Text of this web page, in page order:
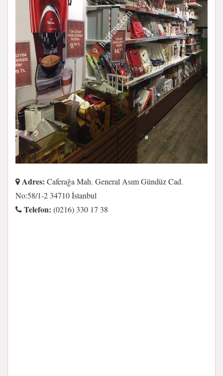
Adres: Caferağa Mah. General Asım Gündüz Cad.
No:58/1-2 34710 İstanbul
Telefon: (0216) 330 17 38